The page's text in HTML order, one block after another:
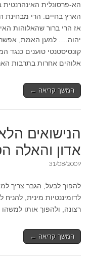
הא-פרסונלית
הארץ בחיים. הרי מבחינת
אז הרי ברור שהאלוהות
יהוה…. למען האמת, אפשר
קונסיסטנטי טוענים כנגד
אלוהים אחרות בתרבות
המשך קריאה ←
הנישואים
אדון והאלה
31/08/2009
להפוך לבעל, הגבר צריך
לדומיננטיות מינית,
רצונה, ולהפוך אותו למשהו
המשך קריאה ←